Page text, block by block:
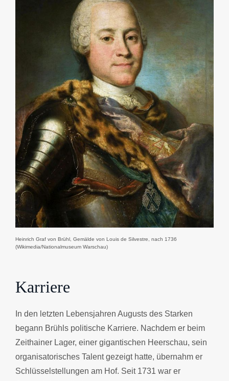
Heinrich Graf von Brühl, Gemälde von Louis de Silvestre, nach 1736
(Wikimedia/Nationalmuseum Warschau)
Karriere
In den letzten Lebensjahren Augusts des Starken
begann Brühls politische Karriere. Nachdem er beim
Zeithainer Lager, einer gigantischen Heerschau, sein
organisatorisches Talent gezeigt hatte, übernahm er
Schlüsselstellungen am Hof. Seit 1731 war er